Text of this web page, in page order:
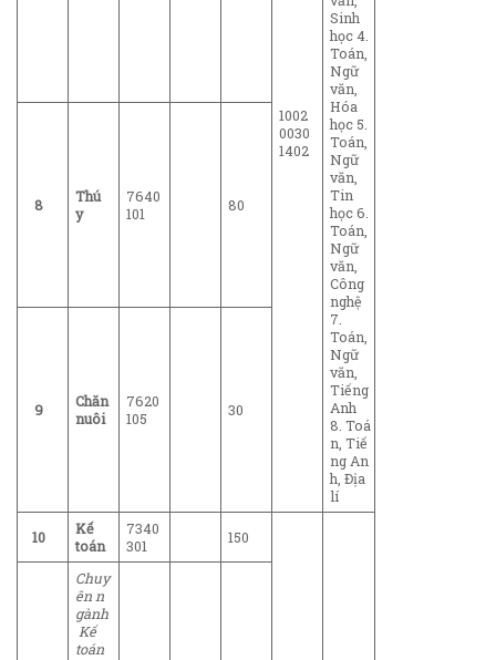
1002
0030
1402
Sinh
học 4.
Toán,
Ngữ
văn,
Hóa
học 5.
Toán,
Ngữ
văn,
Tin
học 6.
Toán,
Ngữ
văn,
Công
nghệ
7.
Toán,
Ngữ
văn,
Tiếng
Anh
8. Toá
n, Tiế
ng An
h, Địa
lí
8
Thú
y
7640
101
80
9
Chăn
nuôi
7620
105
30
10
Kế
toán
7340
301
150
Chuy
ên n
gành
Kế
toán